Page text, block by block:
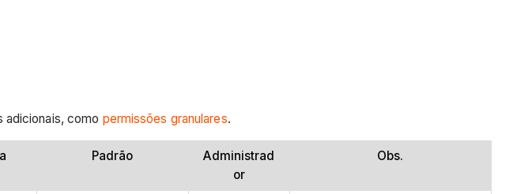
adicionais, como permissões granulares.
Padrão
Administrad
or
Obs.